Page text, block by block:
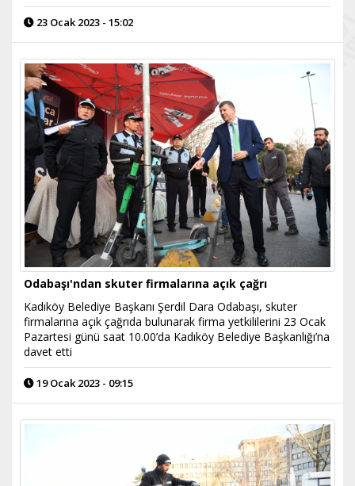
23 Ocak 2023 - 15:02
Odabaşı'ndan skuter firmalarına açık çağrı
Kadıköy Belediye Başkanı Şerdil Dara Odabaşı, skuter
firmalarına açık çağrıda bulunarak firma yetkililerini 23 Ocak
Pazartesi günü saat 10.00’da Kadıköy Belediye Başkanlığı’na
davet etti
19 Ocak 2023 - 09:15